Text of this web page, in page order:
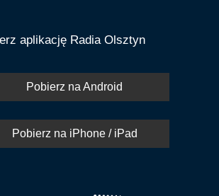
aplikację Radia Olsztyn
Pobierz na Android
Pobierz na iPhone / iPad